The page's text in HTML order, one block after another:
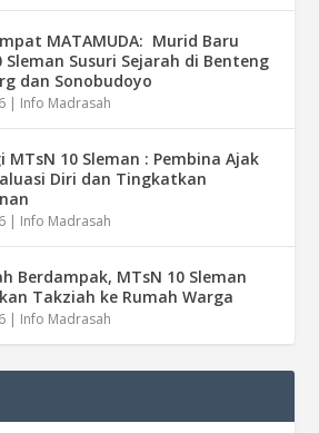
MATAMUDA: Murid Baru
Sleman Susuri Sejarah di Benteng
dan Sonobudoyo
| Info Madrasah
MTsN 10 Sleman : Pembina Ajak
Diri dan Tingkatkan
| Info Madrasah
Berdampak, MTsN 10 Sleman
Takziah ke Rumah Warga
| Info Madrasah